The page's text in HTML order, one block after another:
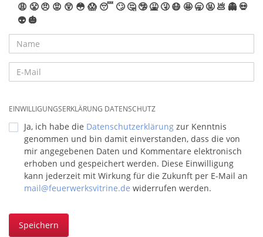
😩 😤 😠 😡 😲 😳 😱 😴 🙄 🤔 🤥 🤮 🤧 😷 🤩 🥱 🤬 💩 👻 💀
👽 🎃
EINWILLIGUNGSERKLÄRUNG DATENSCHUTZ
Ja, ich habe die Datenschutzerklärung zur Kenntnis
genommen und bin damit einverstanden, dass die von
mir angegebenen Daten und Kommentare elektronisch
erhoben und gespeichert werden. Diese Einwilligung
kann jederzeit mit Wirkung für die Zukunft per E-Mail an
mail@feuerwerksvitrine.de widerrufen werden.
Speichern